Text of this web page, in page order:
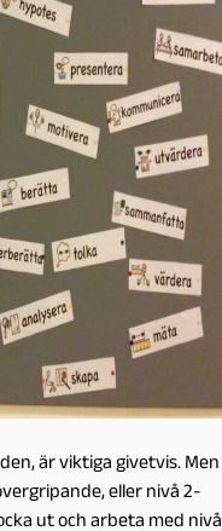
är viktiga givetvis. Men
eller nivå 2-
ut och arbeta med nivå